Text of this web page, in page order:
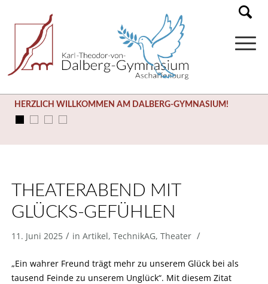
HERZLICH WILLKOMMEN AM DALBERG-GYMNASIUM!
SOMMERFERIEN (03.08. – 14.09.)
THEATERABEND MIT
GLÜCKS-GEFÜHLEN
11. Juni 2025 / in Artikel, TechnikAG, Theater /
„Ein wahrer Freund trägt mehr zu unserem Glück bei als
tausend Feinde zu unserem Unglück“. Mit diesem Zitat